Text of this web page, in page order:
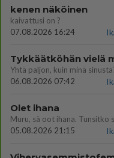
kenen näköinen
kaivattusi on ?
07.08.2026 16:24
Tykkäätköhän vielä
06.08.2026 07:42
Olet ihana
05.08.2026 21:15